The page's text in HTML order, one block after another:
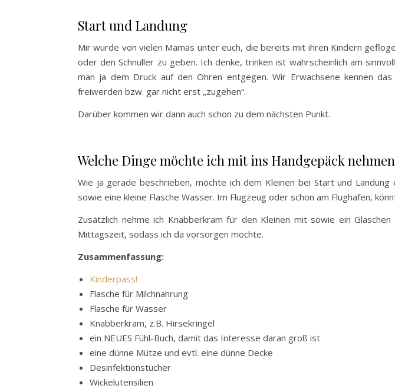
Start und Landung
Mir wurde von vielen Mamas unter euch, die bereits mit ihren Kindern
oder den Schnuller zu geben. Ich denke, trinken ist wahrscheinlich am
man ja dem Druck auf den Ohren entgegen. Wir Erwachsene kennen
freiwerden bzw. gar nicht erst „zugehen“.
Darüber kommen wir dann auch schon zu dem nächsten Punkt.
Welche Dinge möchte ich mit ins Handgepäck
Wie ja gerade beschrieben, möchte ich dem Kleinen bei Start und
sowie eine kleine Flasche Wasser. Im Flugzeug oder schon am Flughafen,
Zusätzlich nehme ich Knabberkram für den Kleinen mit sowie ein
Mittagszeit, sodass ich da vorsorgen möchte.
Zusammenfassung:
Kinderpass!
Flasche für Milchnahrung
Flasche für Wasser
Knabberkram, z.B. Hirsekringel
ein NEUES Fühl-Buch, damit das Interesse daran groß ist
eine dünne Mütze und evtl. eine dünne Decke
Desinfektionstücher
Wickelutensilien